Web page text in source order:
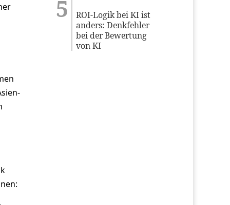
ROI-Logik bei KI ist
anders: Denkfehler
bei der Bewertung
von KI